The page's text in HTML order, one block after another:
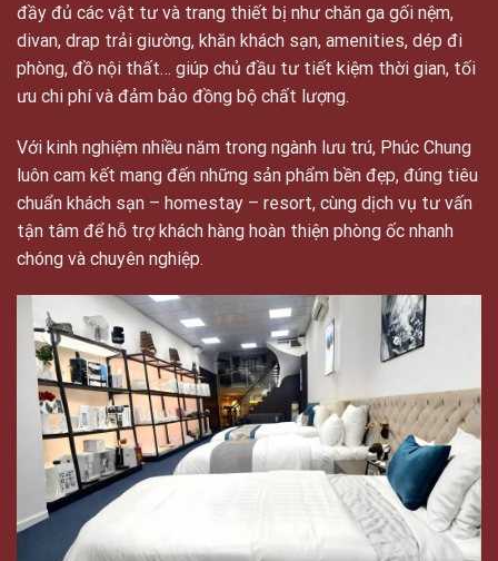
đầy đủ các vật tư và trang thiết bị như chăn ga gối nệm,
divan, drap trải giường, khăn khách sạn, amenities, dép đi
phòng, đồ nội thất… giúp chủ đầu tư tiết kiệm thời gian, tối
ưu chi phí và đảm bảo đồng bộ chất lượng.
Với kinh nghiệm nhiều năm trong ngành lưu trú, Phúc Chung
luôn cam kết mang đến những sản phẩm bền đẹp, đúng tiêu
chuẩn khách sạn – homestay – resort, cùng dịch vụ tư vấn
tận tâm để hỗ trợ khách hàng hoàn thiện phòng ốc nhanh
chóng và chuyên nghiệp.